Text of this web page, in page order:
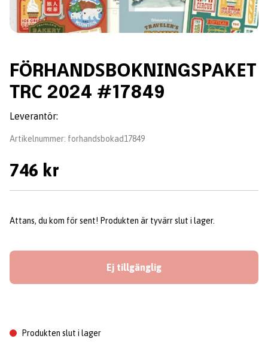
FÖRHАNDЅBОKNІNGЅРАKЕT
ТRС 2024 #17849
Leverantör:
Artikelnummer: forhandsbokad17849
746 kr
Attans, du kom för sent! Produkten är tyvärr slut i lager.
Ej tillgänglig
Produkten slut i lager